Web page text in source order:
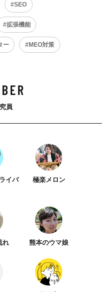
SEO
拡張機能
ー MEO対策
員
イバ
極楽メロン
れ 熊本のウマ娘